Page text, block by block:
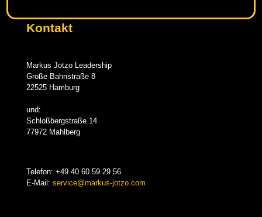
Kontakt
Markus Jotzo Leadership
Große Bahnstraße 8
22525 Hamburg
und:
Schloßbergstraße 14
77972 Mahlberg
Telefon: +49 40 60 59 29 56
E-Mail: service@markus-jotzo.com